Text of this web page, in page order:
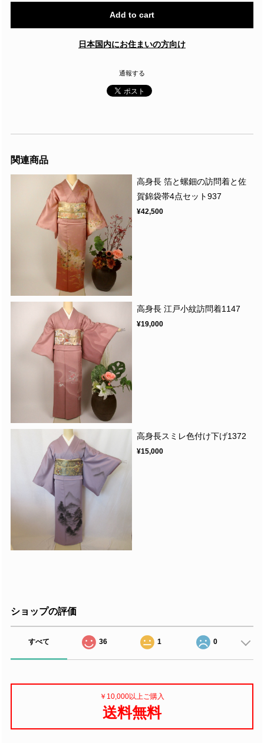
Add to cart
日本国内にお住まいの方向け
通報する
関連商品
高身長 箔と螺鈿の訪問着と佐
賀錦袋帯4点セット937
¥42,500
高身長 江戸小紋訪問着1147
¥19,000
高身長スミレ色付け下げ1372
¥15,000
ショップの評価
すべて 36 1 0
￥10,000以上ご購入
送料無料